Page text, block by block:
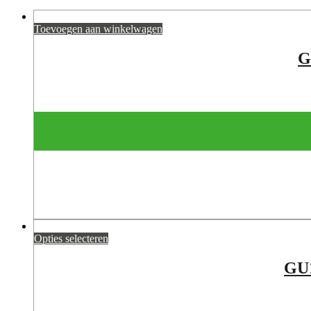
Toevoegen aan winkelwagen
Opties selecteren